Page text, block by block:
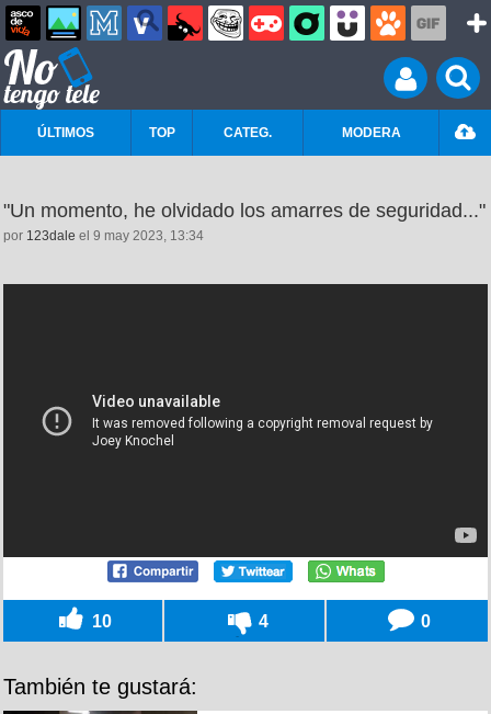
ÚLTIMOS TOP CATEG. MODERA
"Un momento, he olvidado los amarres de seguridad..."
por 123dale el 9 may 2023, 13:34
10 4 0
También te gustará: